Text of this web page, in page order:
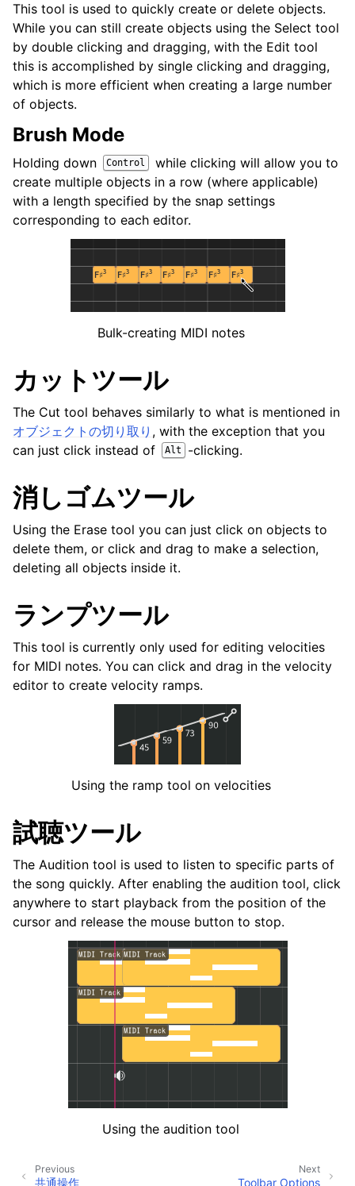
This tool is used to quickly create or delete objects.
While you can still create objects using the Select tool
by double clicking and dragging, with the Edit tool
this is accomplished by single clicking and dragging,
which is more efficient when creating a large number
of objects.
Brush Mode
Holding down Control
while clicking will allow you to
create multiple objects in a row (where applicable)
with a length specified by the snap settings
corresponding to each editor.
Bulk-creating MIDI notes
カットツール
The Cut tool behaves similarly to what is mentioned in
オブジェクトの切り取り , with the exception that you
can just click instead of
Alt -clicking.
消しゴムツール
Using the Erase tool you can just click on objects to
delete them, or click and drag to make a selection,
deleting all objects inside it.
ランプツール
This tool is currently only used for editing velocities
for MIDI notes. You can click and drag in the velocity
editor to create velocity ramps.
Using the ramp tool on velocities
試聴ツール
The Audition tool is used to listen to specific parts of
the song quickly. After enabling the audition tool, click
anywhere to start playback from the position of the
cursor and release the mouse button to stop.
Using the audition tool
Next
Toolbar Options
Previous
共通操作